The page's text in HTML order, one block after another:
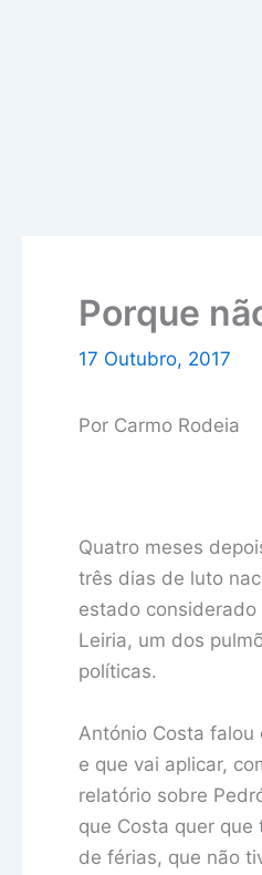
Porque
17 Outubro, 2017
Por Carmo Rodeia
Quatro meses
três dias de luto
estado
Leiria, um dos
políticas.
António Costa falou
e que vai aplicar,
relatório sobre
que Costa quer
de férias, que não